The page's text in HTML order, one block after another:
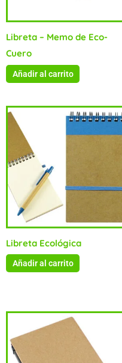
Libreta – Memo de Eco-
Cuero
Añadir al carrito
Libreta Ecológica
Añadir al carrito